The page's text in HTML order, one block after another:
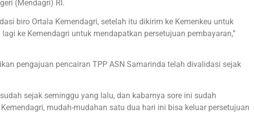
(Mendagri) RI.
biro Ortala Kemendagri, setelah itu dikirim ke Kemenkeu untuk
ke Kemendagri untuk mendapatkan persetujuan pembayaran,”
pengajuan pencairan TPP ASN Samarinda telah divalidasi sejak
sejak seminggu yang lalu, dan kabarnya sore ini sudah
mudah-mudahan satu dua hari ini bisa keluar persetujuan